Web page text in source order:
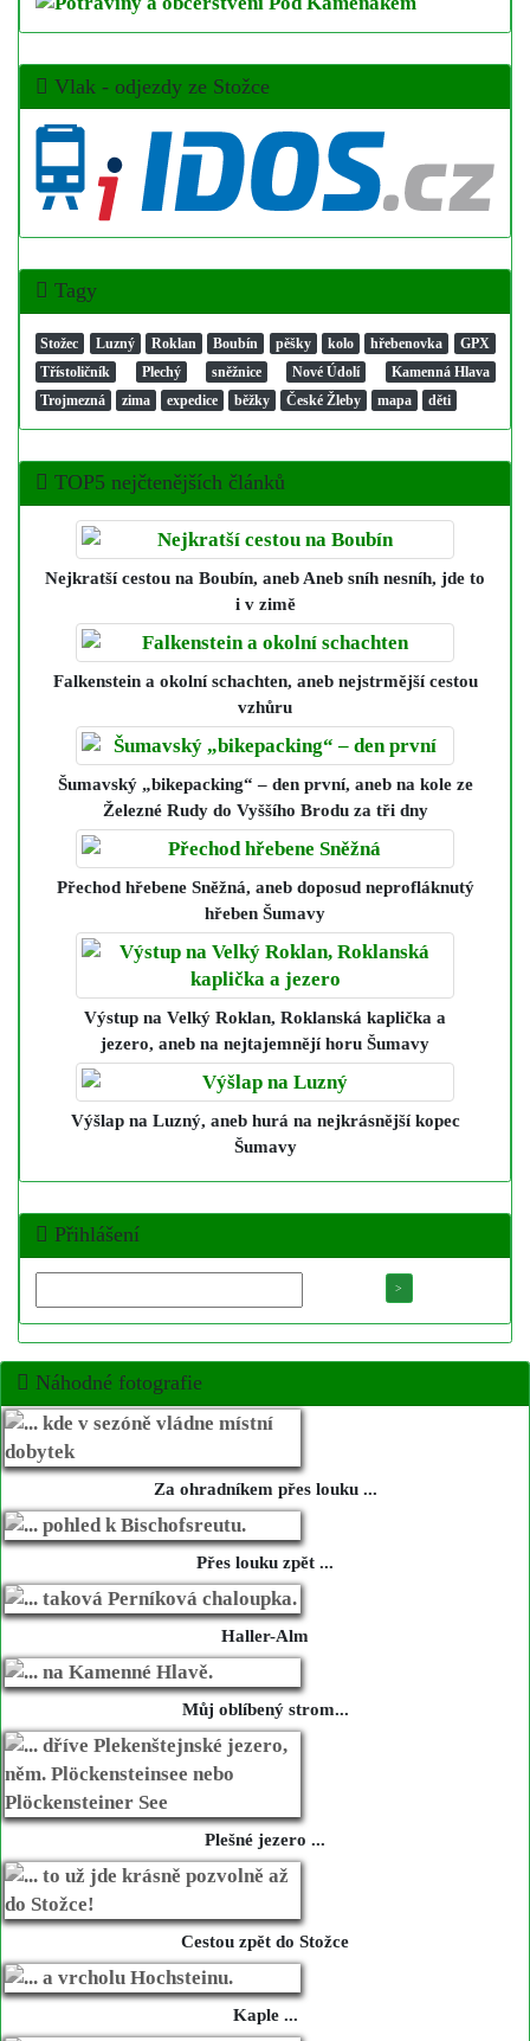
Vlak - odjezdy ze Stožce
Tagy
Stožec Luzný Roklan Boubín pěšky kolo hřebenovka
GPX
Třístoličník
Plechý sněžnice Nové Údolí
Kamenná Hlava
Trojmezná
zima expedice běžky České Žleby mapa děti
TOP5 nejčtenějších článků
Nejkratší cestou na Boubín, aneb Aneb sníh nesníh, jde to
i v zimě
Falkenstein a okolní schachten, aneb nejstrmější cestou
vzhůru
Šumavský „bikepacking“ – den první, aneb na kole ze
Železné Rudy do Vyššího Brodu za tři dny
Přechod hřebene Sněžná, aneb doposud neprofláknutý
hřeben Šumavy
Výstup na Velký Roklan, Roklanská kaplička a
jezero, aneb na nejtajemnějí horu Šumavy
Výšlap na Luzný, aneb hurá na nejkrásnější kopec
Šumavy
Přihlášení
Náhodné fotografie
Za ohradníkem přes louku ...
Přes louku zpět ...
Haller-Alm
Můj oblíbený strom...
Plešné jezero ...
Cestou zpět do Stožce
Kaple ...